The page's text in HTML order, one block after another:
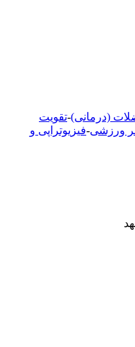
(درمانی)-تقویت
ورزشی-فیزیوتراپی و